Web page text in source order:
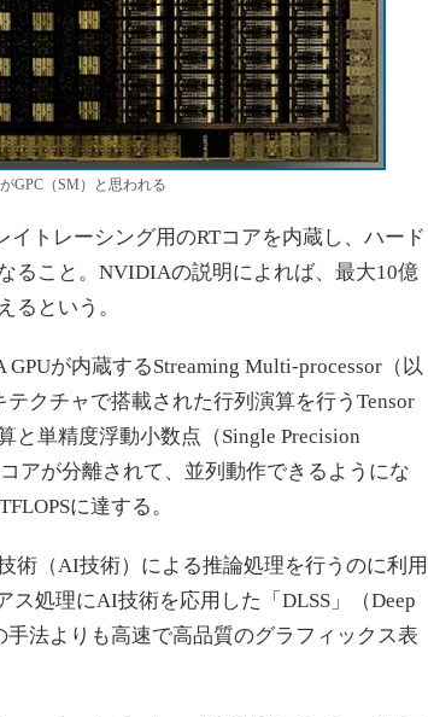
GPC（SM）と思われる
トレーシング用のRTコアを内蔵し、ハード
ること。NVIDIAの説明によれば、最大10億
るという。
が内蔵するStreaming Multi-processor（以
クチャで搭載された行列演算を行うTensor
と単精度浮動小数点（Single Precision
アが分離されて、並列動作できるようにな
に達する。
術（AI技術）による推論処理を行うのに利用
処理にAI技術を応用した「DLSS」（Deep
手法よりも高速で高品質のグラフィックス表